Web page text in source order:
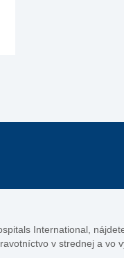
International,
v strednej a vo